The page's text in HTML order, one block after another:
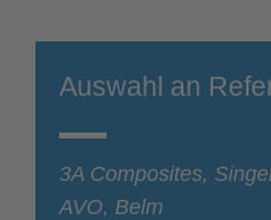
Auswahl an
3A Composites,
AVO, Belm